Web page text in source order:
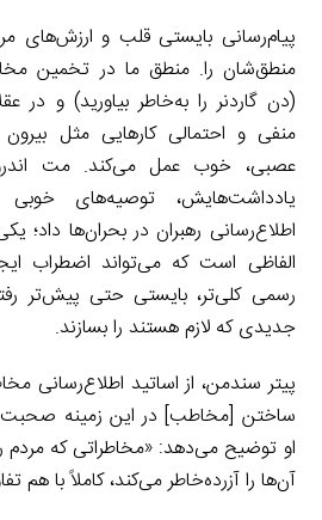
پیام‌رسانی بایستی قلب و ارزش‌های
منطق‌شان را. منطق ما در تخمین
(دن گاردنر را به‌خاطر بیاورید) و در
منفی و احتمالی کارهایی مثل
عصبی، خوب عمل می‌کند. مت
یادداشت‌هایش، توصیه‌های
اطلاع‌رسانی رهبران در بحران‌ها داد؛
الفاظی است که می‌تواند اضطراب
رسمی کلی‌تر، بایستی حتی پیش‌تر
جدیدی که لازم هستند را بسازند.
پیتر سندمن، از اساتید اطلاع‌رسانی
ساختن [مخاطب] در این زمینه صحبت
او توضیح می‌دهد: «مخاطراتی که مردم
آن‌ها را آزرده‌خاطر می‌کند، کاملاً با هم